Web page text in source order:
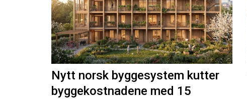
Nytt norsk byggesystem kutter
byggekostnadene med 15